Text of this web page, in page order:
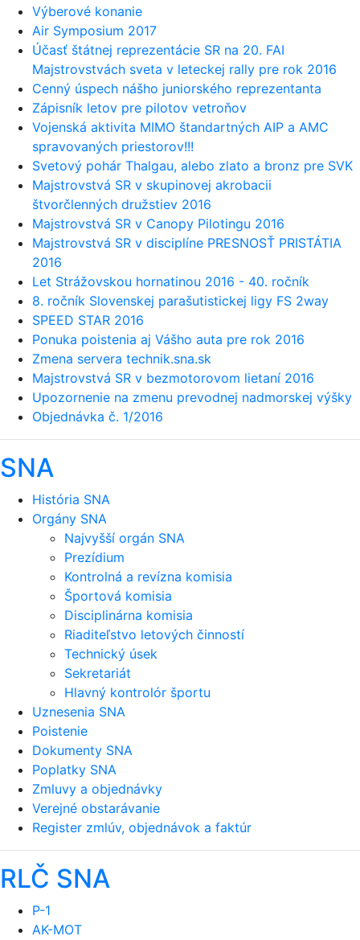
Výberové konanie
Air Symposium 2017
Účasť štátnej reprezentácie SR na 20. FAI
Majstrovstvách sveta v leteckej rally pre rok 2016
Cenný úspech nášho juniorského reprezentanta
Zápisník letov pre pilotov vetroňov
Vojenská aktivita MIMO štandartných AIP a AMC
spravovaných priestorov!!!
Svetový pohár Thalgau, alebo zlato a bronz pre SVK
Majstrovstvá SR v skupinovej akrobacii
štvorčlenných družstiev 2016
Majstrovstvá SR v Canopy Pilotingu 2016
Majstrovstvá SR v disciplíne PRESNOSŤ PRISTÁTIA
2016
Let Strážovskou hornatinou 2016 - 40. ročník
8. ročník Slovenskej parašutistickej ligy FS 2way
SPEED STAR 2016
Ponuka poistenia aj Vášho auta pre rok 2016
Zmena servera technik.sna.sk
Majstrovstvá SR v bezmotorovom lietaní 2016
Upozornenie na zmenu prevodnej nadmorskej výšky
Objednávka č. 1/2016
SNA
História SNA
Orgány SNA
Najvyšší orgán SNA
Prezídium
Kontrolná a revízna komisia
Športová komisia
Disciplinárna komisia
Riaditeľstvo letových činností
Technický úsek
Sekretariát
Hlavný kontrolór športu
Uznesenia SNA
Poistenie
Dokumenty SNA
Poplatky SNA
Zmluvy a objednávky
Verejné obstarávanie
Register zmlúv, objednávok a faktúr
RLČ SNA
P-1
AK-MOT